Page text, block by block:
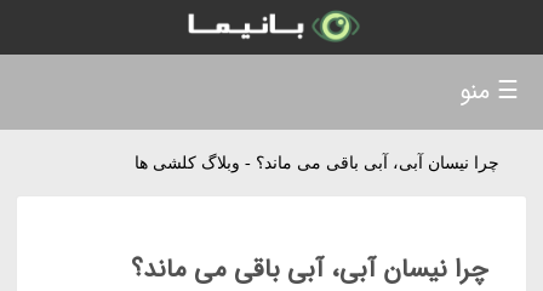
چرا نیسان آبی، آبی باقی می ماند؟ - وبلاگ کلشی ها
چرا نیسان آبی، آبی باقی می ماند؟
☰ منو